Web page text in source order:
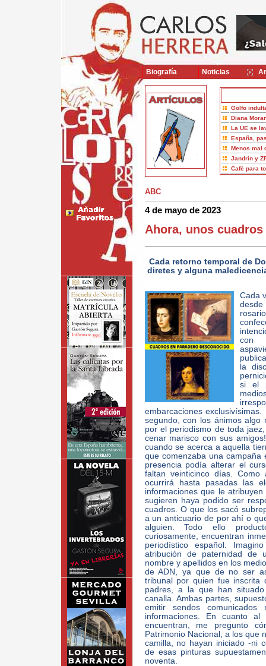
Golfo
Diana
La UE se
España,
Menos mal
Jandrín y
Café para
ABC
4 de mayo de 2023
Ahora, unos cuadros
Cada retorno temporal de
diretes y alguna
Cada
con
la
si el
embarcaciones
segundo, con los ánimos algo
por el periodismo de toda
cenar marisco con sus
cuando se acerca a aquella
que comenzaba una
presencia podía alterar el
faltan veinticinco días.
ocurrirá hasta pasadas las
informaciones que le
sugieren haya podido ser
cuadros. O que los sacó
a un anticuario de por ahí o
alguien. Todo ello
curiosamente, encuentran
periodístico español.
atribución de paternidad de
nombre y apellidos en los
de ADN, ya que de no ser
tribunal por quien fue inscrita
padres, a la que han
canalla. Ambas partes,
emitir sendos
informaciones. En cuanto
encuentran, me pregunto
Patrimonio Nacional, a los que
camilla, no hayan iniciado -ni
de esas pinturas
noventa.
Biografía Noticias